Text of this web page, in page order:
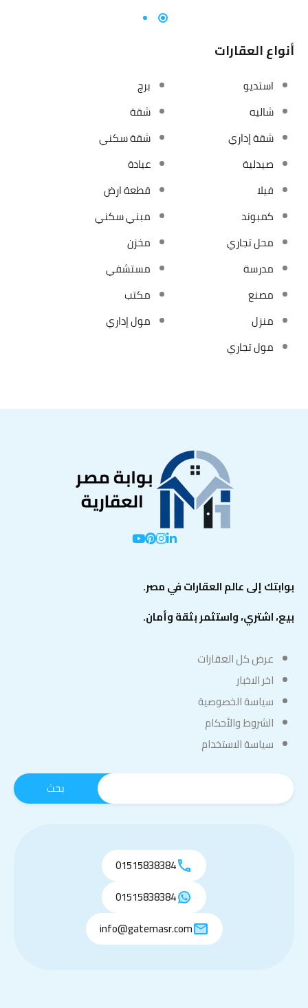
أنواع العقارات
استديو
برج
شاليه
شقة
شقة إداري
شقة سكني
صيدلية
عيادة
فيلا
قطعة ارض
كمبوند
مبني سكني
محل تجاري
مخزن
مدرسة
مستشفي
مصنع
مكتب
منزل
مول إداري
مول تجاري
بوابتك إلى عالم العقارات في مصر.
بيع، اشتري، واستثمر بثقة وأمان.
عرض كل العقارات
اخر الاخبار
سياسة الخصوصية
الشروط والأحكام
سياسة الاستخدام
01515838384
01515838384
info@gatemasr.com